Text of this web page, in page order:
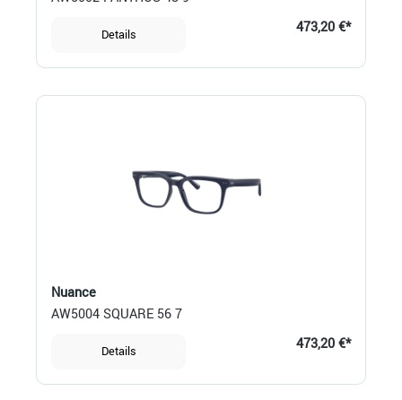
Details 473,20 €*
Nuance
AW5004 SQUARE 56 7
Details 473,20 €*